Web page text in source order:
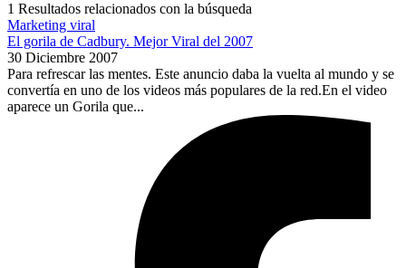
1 Resultados relacionados con la búsqueda
Marketing viral
El gorila de Cadbury. Mejor Viral del 2007
30 Diciembre 2007
Para refrescar las mentes. Este anuncio daba la vuelta al mundo y se
convertía en uno de los videos más populares de la red.En el video
aparece un Gorila que...